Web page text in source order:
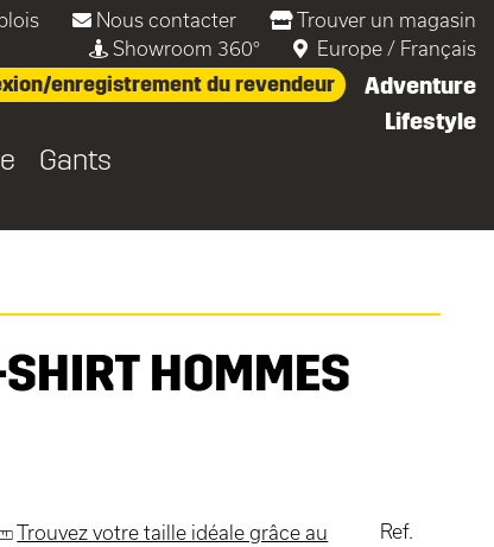
Nous contacter
Trouver un magasin
Showroom 360°
Europe / Français
enregistrement du revendeur
Adventure
Lifestyle
Gants
HOMMES
Trouvez votre taille idéale grâce au
Ref.